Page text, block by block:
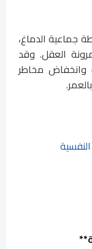
جماعية الدماغ،
العقل. وقد
وانخفاض مخاطر